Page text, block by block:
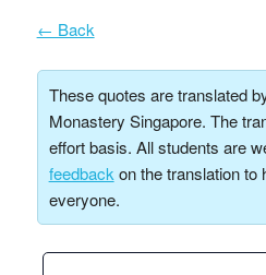
← Back
These quotes are translated
Monastery Singapore. The
effort basis. All students are
feedback on the translation to
everyone.